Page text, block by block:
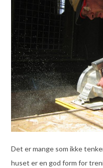
Det er mange som ikke
huset er en god form for